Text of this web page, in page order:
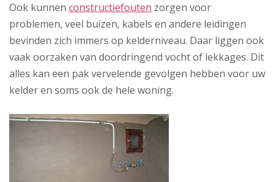
Ook kunnen constructiefouten zorgen voor
problemen, veel buizen, kabels en andere leidingen
bevinden zich immers op kelderniveau. Daar liggen ook
vaak oorzaken van doordringend vocht of lekkages. Dit
alles kan een pak vervelende gevolgen hebben voor uw
kelder en soms ook de hele woning.